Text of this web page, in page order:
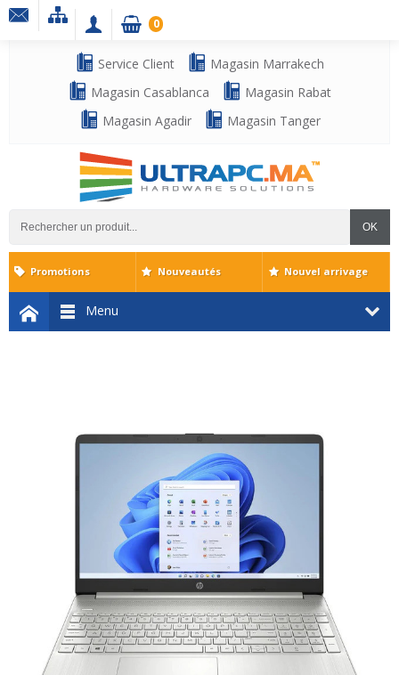
Service Client
Magasin Marrakech
Magasin Casablanca
Magasin Rabat
Magasin Agadir
Magasin Tanger
OK
0
Menu
Promotions Nouveautés Nouvel arrivage